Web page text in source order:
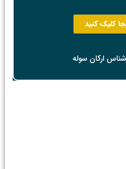
کلیک کنید
ارکان سوله